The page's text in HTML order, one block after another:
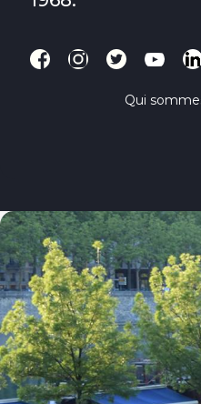
Qui